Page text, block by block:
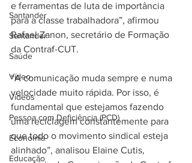
Santander
Santander
Saúde
Vídeo
Vídeos
Pessoa com Deficiência (PCD)
Economia
Educação
e ferramentas de luta de importância
para a classe trabalhadora”, afirmou
Rafael Zanon, secretário de Formação
da Contraf-CUT.
“A comunicação muda sempre e numa
velocidade muito rápida. Por isso, é
fundamental que estejamos fazendo
uma reciclagem constantemente para
que todo o movimento sindical esteja
alinhado”, analisou Elaine Cutis,